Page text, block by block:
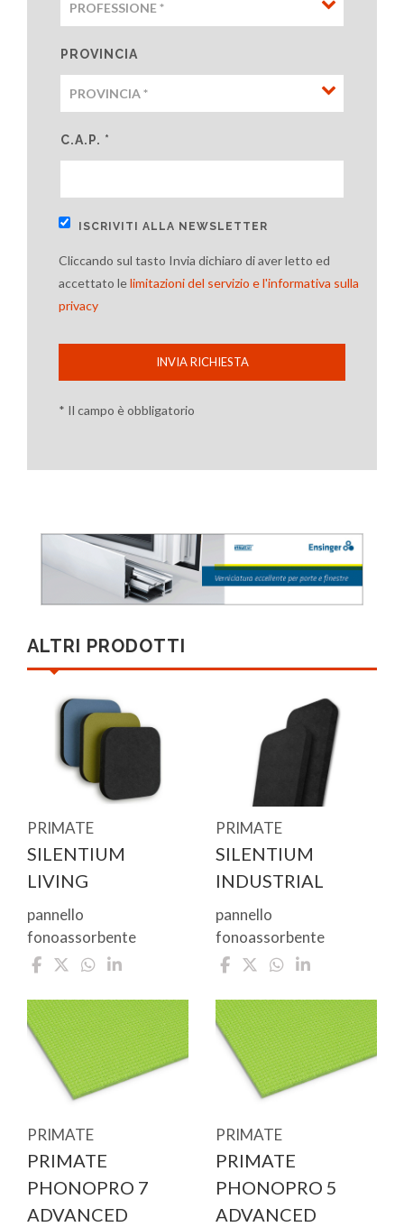
PROVINCIA
C.A.P. *
ISCRIVITI ALLA NEWSLETTER
Cliccando sul tasto Invia dichiaro di aver letto ed
accettato lelimitazioni del servizio e l'informativa sulla
privacy
INVIA RICHIESTA
* Il campo è obbligatorio
ALTRI PRODOTTI
PRIMATE
SILENTIUM
LIVING
pannello
fonoassorbente
PRIMATE
SILENTIUM
INDUSTRIAL
pannello
fonoassorbente
PRIMATE
PRIMATE
PHONOPRO 7
ADVANCED
PRIMATE
PRIMATE
PHONOPRO 5
ADVANCED